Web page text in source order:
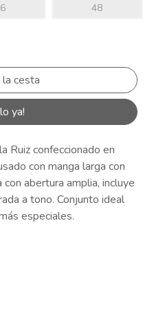
48
ya!
Ruiz confeccionado en
con manga larga con
abertura amplia, incluye
a tono. Conjunto ideal
especiales.